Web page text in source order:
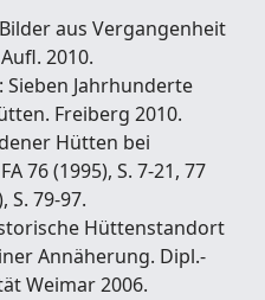
aus Vergangenheit
2010.
Sieben Jahrhunderte
Freiberg 2010.
Hütten bei
76 (1995), S. 7-21, 77
S. 79-97.
Hüttenstandort
Annäherung. Dipl.-
Weimar 2006.